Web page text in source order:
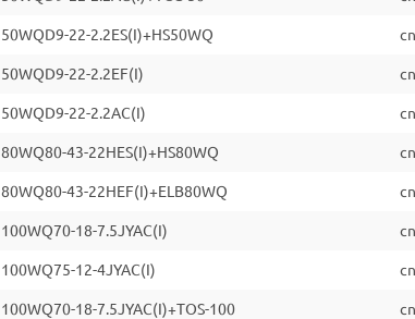
50WQD9-22-2.2ES(I)+HS50WQ
50WQD9-22-2.2EF(I)
50WQD9-22-2.2AC(I)
80WQ80-43-22HES(I)+HS80WQ
80WQ80-43-22HEF(I)+ELB80WQ
100WQ70-18-7.5JYAC(I)
100WQ75-12-4JYAC(I)
100WQ70-18-7.5JYAC(I)+TOS-100